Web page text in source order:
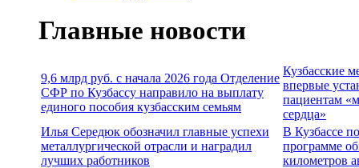
Главные новости
9,6 млрд руб. с начала 2026 года Отделение
СФР по Кузбассу направило на выплату
единого пособия кузбасским семьям
Кузбасские
впервые
пациентам
сердца»
Илья Середюк обозначил главные успехи
металлургической отрасли и наградил
лучших работников
В Кузбассе
программе
километров